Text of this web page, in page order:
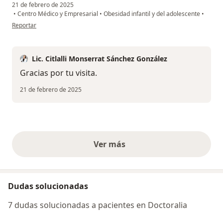
21 de febrero de 2025
• Centro Médico y Empresarial • Obesidad infantil y del adolescente •
en opinión del usuario Beatriz Rico
Reportar
Lic. Citlalli Monserrat Sánchez González
Gracias por tu visita.
21 de febrero de 2025
Ver másopiniones anteriores
Dudas solucionadas
7 dudas solucionadas a pacientes en Doctoralia